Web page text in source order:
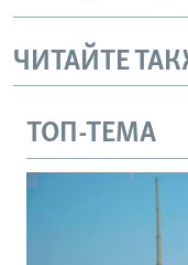
ЧИТАЙТЕ
ТОП-ТЕМА